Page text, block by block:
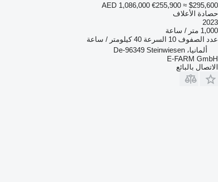
AED 1,086,000 €255,900 ≈ $295,600
حصادة الأعلاف
2023
1,000 متر / ساعة
عدد الصفوف 10 السرعة 40 كيلومتر / ساعة
ألمانيا، De-96349 Steinwiesen
E-FARM GmbH
الاتصال بالبائع